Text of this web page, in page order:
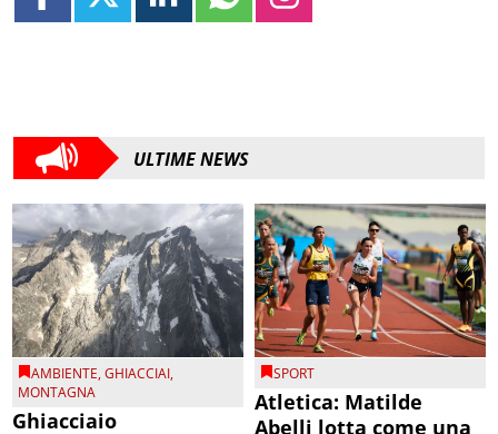
ULTIME NEWS
AMBIENTE,GHIACCIAI,
MONTAGNA
Ghiacciaio
SPORT
Atletica: Matilde
Abelli lotta come una